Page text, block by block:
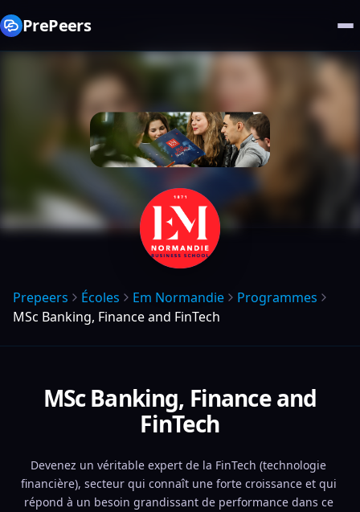
PrePeers
Prepeers Écoles Em Normandie
Programmes
MSc Banking, Finance and FinTech
MSc Banking, Finance and
FinTech
Devenez un véritable expert de la FinTech (technologie
financière), secteur qui connaît une forte croissance et qui
répond à un besoin grandissant de performance dans ce